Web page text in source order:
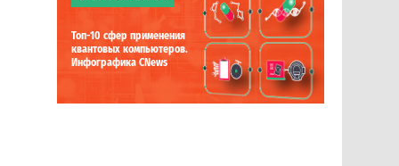
Топ-10 сфер применения
квантовых компьютеров.
Инфографика CNews